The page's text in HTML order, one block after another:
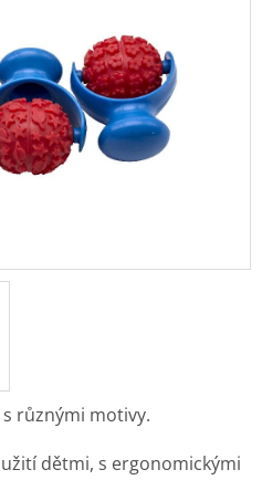
s různými motivy.
dětmi, s ergonomickými